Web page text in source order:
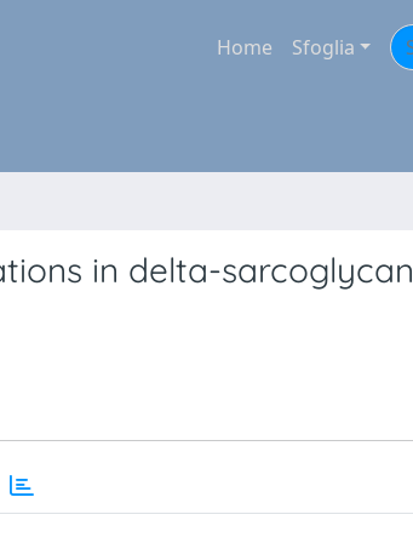
Home Sfoglia
in delta-sarcoglycan